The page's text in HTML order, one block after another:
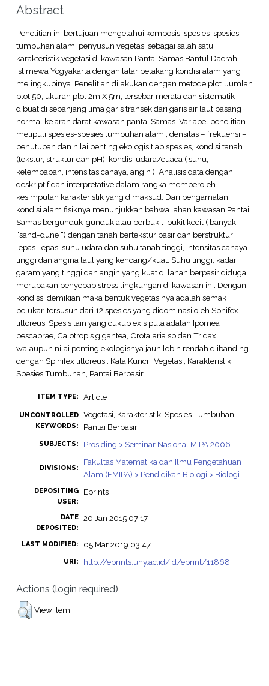
Abstract
Penelitian ini bertujuan mengetahui komposisi spesies-spesies
tumbuhan alami penyusun vegetasi sebagai salah satu
karakteristik vegetasi di kawasan Pantai Samas Bantul,Daerah
Istimewa Yogyakarta dengan latar belakang kondisi alam yang
melingkupinya. Penelitian dilakukan dengan metode plot. Jumlah
plot 50, ukuran plot 2m X 5m, tersebar merata dan sistematik
dibuat di sepanjang lima garis transek dari garis air laut pasang
normal ke arah darat kawasan pantai Samas. Variabel penelitian
meliputi spesies-spesies tumbuhan alami, densitas – frekuensi –
penutupan dan nilai penting ekologis tiap spesies, kondisi tanah
(tekstur, struktur dan pH), kondisi udara/cuaca ( suhu,
kelembaban, intensitas cahaya, angin ). Analisis data dengan
deskriptif dan interpretative dalam rangka memperoleh
kesimpulan karakteristik yang dimaksud. Dari pengamatan
kondisi alam fisiknya menunjukkan bahwa lahan kawasan Pantai
Samas bergunduk-gunduk atau berbukit-bukit kecil ( banyak
“sand-dune “) dengan tanah bertekstur pasir dan berstruktur
lepas-lepas, suhu udara dan suhu tanah tinggi, intensitas cahaya
tinggi dan angina laut yang kencang/kuat. Suhu tinggi, kadar
garam yang tinggi dan angin yang kuat di lahan berpasir diduga
merupakan penyebab stress lingkungan di kawasan ini. Dengan
kondissi demikian maka bentuk vegetasinya adalah semak
belukar, tersusun dari 12 spesies yang didominasi oleh Spnifex
littoreus. Spesis lain yang cukup exis pula adalah Ipomea
pescaprae, Calotropis gigantea, Crotalaria sp dan Tridax,
walaupun nilai penting ekologisnya jauh lebih rendah diibanding
dengan Spinifex littoreus . Kata Kunci : Vegetasi, Karakteristik,
Spesies Tumbuhan, Pantai Berpasir
ITEM TYPE: Article
UNCONTROLLED
KEYWORDS:
Vegetasi, Karakteristik, Spesies Tumbuhan,
Pantai Berpasir
SUBJECTS: Prosiding > Seminar Nasional MIPA 2006
DIVISIONS:
Fakultas Matematika dan Ilmu Pengetahuan
Alam (FMIPA) > Pendidikan Biologi > Biologi
DEPOSITING
USER:
Eprints
DATE
DEPOSITED:
20 Jan 2015 07:17
LAST MODIFIED: 05 Mar 2019 03:47
URI: http://eprints.uny.ac.id/id/eprint/11868
Actions (login required)
View Item